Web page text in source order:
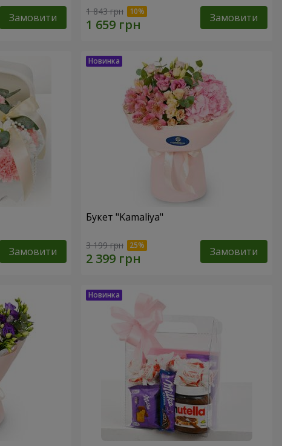
Замовити 1 843 грн Замовити
Замовити
Букет "Kamaliya"
3 199 грн Замовити